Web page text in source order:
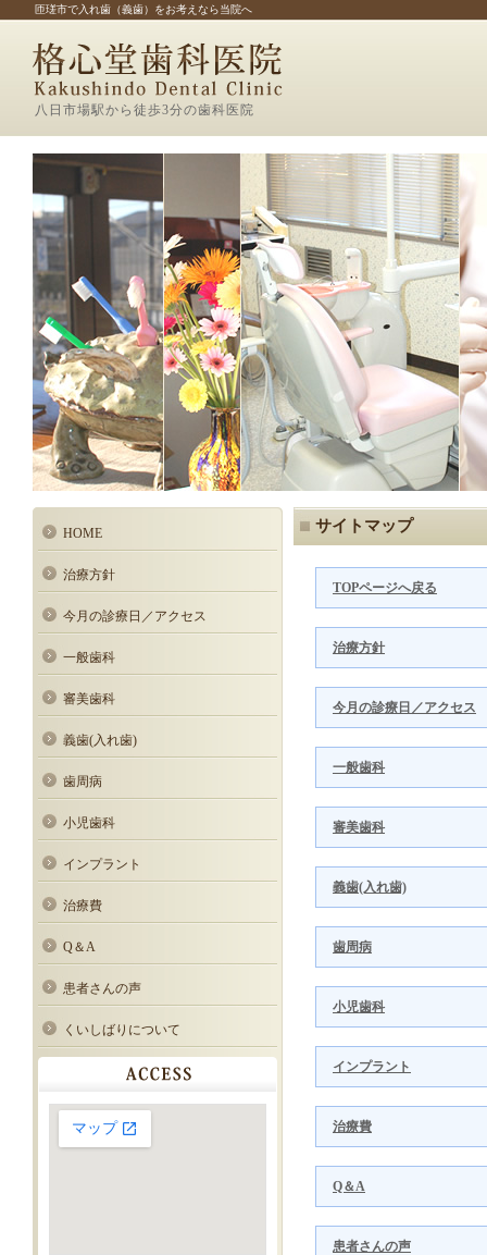
匝瑳市で入れ歯（義歯）をお考えなら当院へ
八日市場駅から徒歩3分の歯科医院
サイトマップ
TOPページへ戻る
治療方針
今月の診療日／アクセス
一般歯科
審美歯科
義歯(入れ歯)
歯周病
小児歯科
インプラント
治療費
Q＆A
患者さんの声
HOME
治療方針
今月の診療日／アクセス
一般歯科
審美歯科
義歯(入れ歯)
歯周病
小児歯科
インプラント
治療費
Q＆A
患者さんの声
くいしばりについて